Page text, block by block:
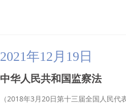
2021年12月19日
中华人民共和国监察法
（2018年3月20日第十三届全国人民代